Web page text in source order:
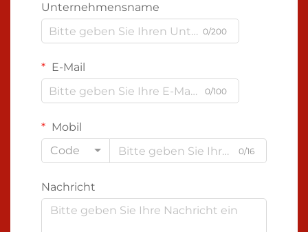
Unternehmensname
0/200
E-Mail
0/100
Mobil
Code
0/16
Nachricht